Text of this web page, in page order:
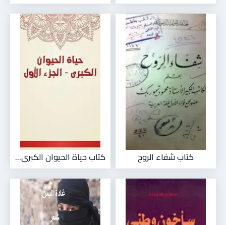
كتاب شفاء الروح كتاب حياة الحيوان الكبرى...